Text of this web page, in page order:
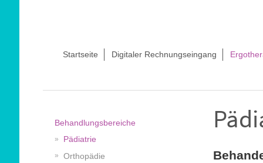
Startseite Digitaler Rechnungseingang
Behandlungsbereiche
Pädiatrie
Orthopädie